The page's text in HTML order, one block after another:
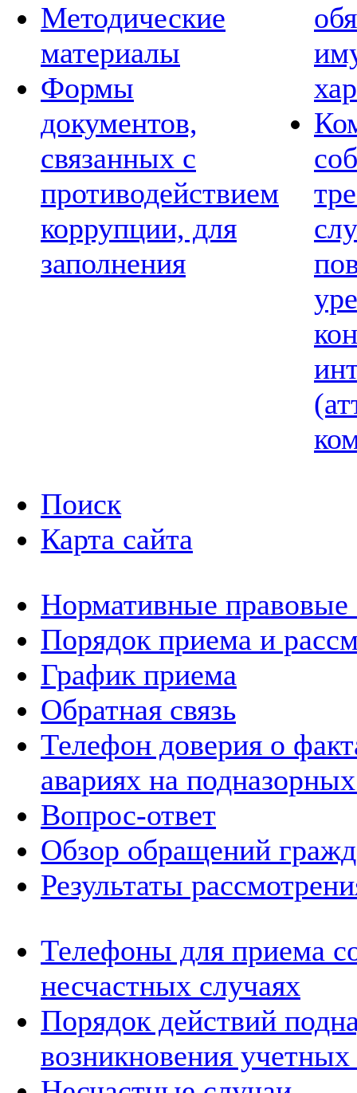
Методические
материалы
Формы
документов,
связанных с
противодействием
коррупции, для
заполнения
Поиск
Карта сайта
Нормативные правовые
Порядок приема и
График приема
Обратная связь
Телефон доверия о
авариях на
Вопрос-ответ
Обзор обращений
Результаты
Телефоны для приема
несчастных случаях
Порядок действий
возникновения